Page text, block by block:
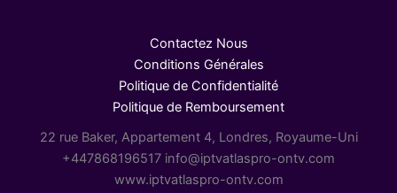
Contactez Nous
Conditions Générales
Politique de Confidentialité
Politique de Remboursement
22 rue Baker, Appartement 4, Londres, Royaume-Uni
+447868196517 info@iptvatlaspro-ontv.com
www.iptvatlaspro-ontv.com